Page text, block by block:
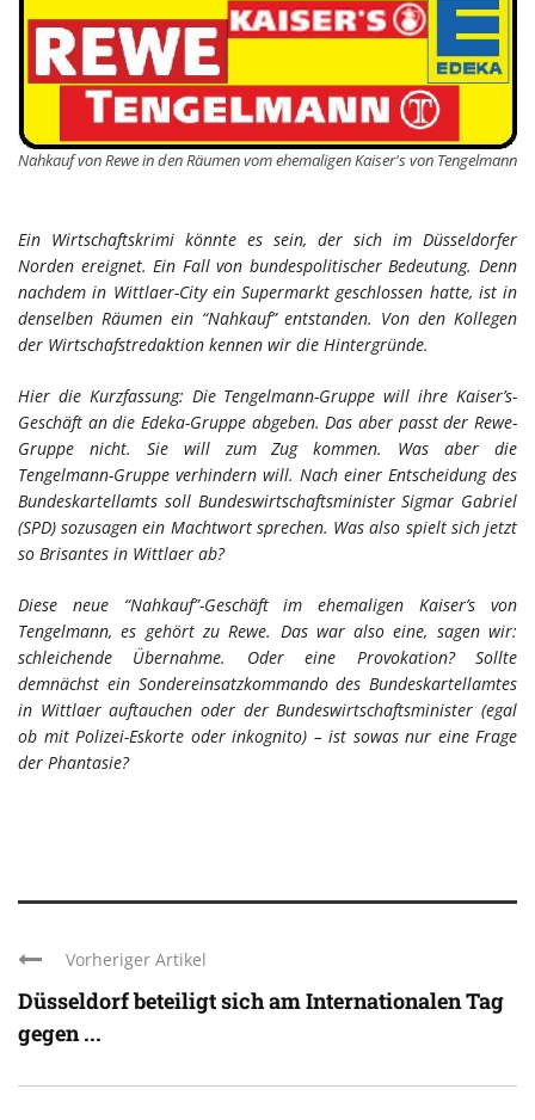
Nahkauf von Rewe in den Räumen vom ehemaligen Kaiser's von Tengelmann
Ein Wirtschaftskrimi könnte es sein, der sich im Düsseldorfer
Norden ereignet. Ein Fall von bundespolitischer Bedeutung. Denn
nachdem in Wittlaer-City ein Supermarkt geschlossen hatte, ist in
denselben Räumen ein “Nahkauf” entstanden. Von den Kollegen
der Wirtschafstredaktion kennen wir die Hintergründe.
Hier die Kurzfassung: Die Tengelmann-Gruppe will ihre Kaiser’s-
Geschäft an die Edeka-Gruppe abgeben. Das aber passt der Rewe-
Gruppe nicht. Sie will zum Zug kommen. Was aber die
Tengelmann-Gruppe verhindern will. Nach einer Entscheidung des
Bundeskartellamts soll Bundeswirtschaftsminister Sigmar Gabriel
(SPD) sozusagen ein Machtwort sprechen. Was also spielt sich jetzt
so Brisantes in Wittlaer ab?
Diese neue “Nahkauf”-Geschäft im ehemaligen Kaiser’s von
Tengelmann, es gehört zu Rewe. Das war also eine, sagen wir:
schleichende Übernahme. Oder eine Provokation? Sollte
demnächst ein Sondereinsatzkommando des Bundeskartellamtes
in Wittlaer auftauchen oder der Bundeswirtschaftsminister (egal
ob mit Polizei-Eskorte oder inkognito) – ist sowas nur eine Frage
der Phantasie?
Vorheriger Artikel
Düsseldorf beteiligt sich am Internationalen Tag
gegen ...